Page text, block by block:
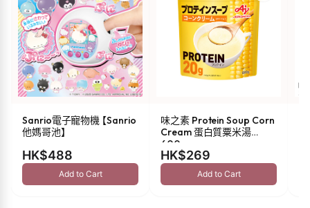
Sanrio電子寵物機 【Sanrio
他媽哥池】
HK$488
Add to Cart
味之素 Protein Soup Corn
Cream 蛋白質粟米湯
600g
HK$269
Add to Cart